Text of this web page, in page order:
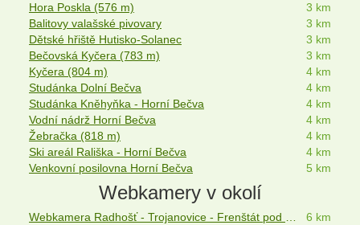
Hora Poskla (576 m)
3 km
Balitovy valašské pivovary
3 km
Dětské hřiště Hutisko-Solanec
3 km
Bečovská Kyčera (783 m)
3 km
Kyčera (804 m)
4 km
Studánka Dolní Bečva
4 km
Studánka Kněhyňka - Horní Bečva
4 km
Vodní nádrž Horní Bečva
4 km
Žebračka (818 m)
4 km
Ski areál Rališka - Horní Bečva
4 km
Venkovní posilovna Horní Bečva
5 km
Webkamery v okolí
6 km